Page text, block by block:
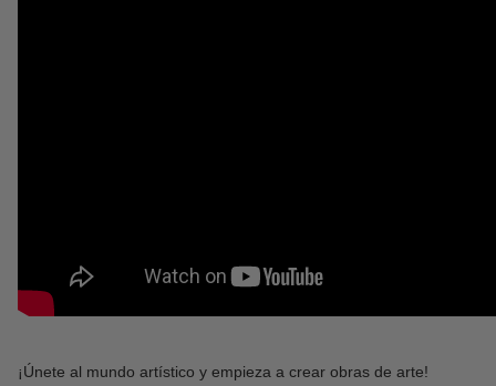
¡Únete al mundo artístico y empieza a crear obras de arte!